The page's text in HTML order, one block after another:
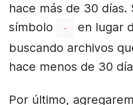
hace más de 30 días.
símbolo
- en lugar
buscando archivos
hace menos de 30
Por último,